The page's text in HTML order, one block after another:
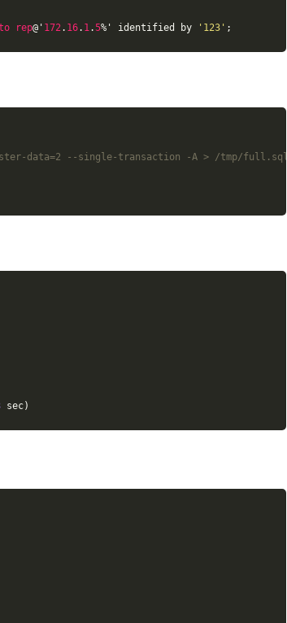
rep@' 172. 16. 1.5%' identified by '123' ;
data=2 --single-transaction -A > /tmp/full.sql
sec)